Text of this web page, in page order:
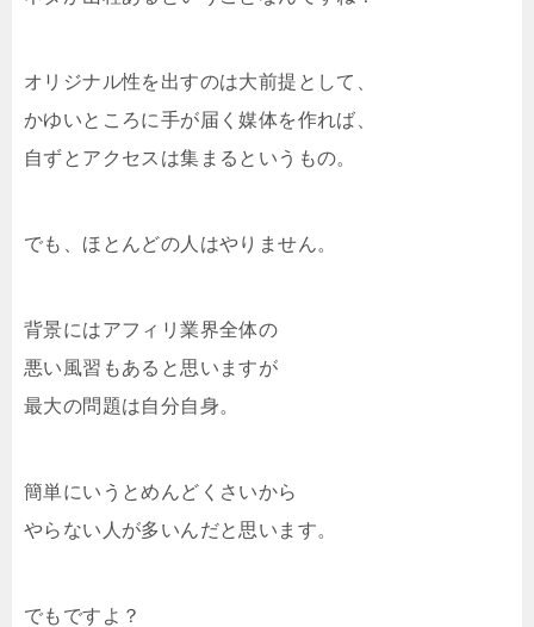
オリジナル性を出すのは大前提として、
かゆいところに手が届く媒体を作れば、
自ずとアクセスは集まるというもの。
でも、ほとんどの人はやりません。
背景にはアフィリ業界全体の
悪い風習もあると思いますが
最大の問題は自分自身。
簡単にいうとめんどくさいから
やらない人が多いんだと思います。
でもですよ？